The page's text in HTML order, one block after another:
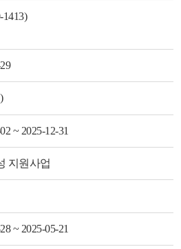
1413)
~ 2025-12-31
지원사업
~ 2025-05-21